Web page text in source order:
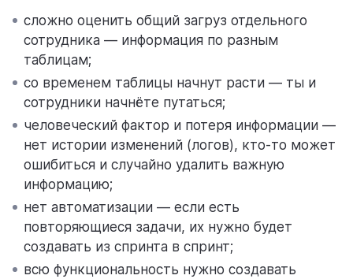
сложно оценить общий загруз отдельного
сотрудника — информация по разным
таблицам;
со временем таблицы начнут расти — ты и
сотрудники начнёте путаться;
человеческий фактор и потеря информации —
нет истории изменений (логов), кто-то может
ошибиться и случайно удалить важную
информацию;
нет автоматизации — если есть
повторяющиеся задачи, их нужно будет
создавать из спринта в спринт;
всю функциональность нужно создавать